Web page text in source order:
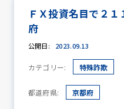
防犯活
ＦＸ投資名目で２
府
公開日: 2023.09.13
カテゴリー: 特殊詐欺
都道府県: 京都府